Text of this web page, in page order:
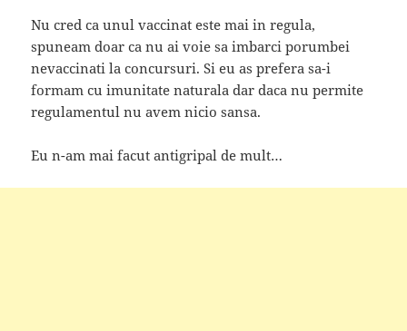
Nu cred ca unul vaccinat este mai in regula,
spuneam doar ca nu ai voie sa imbarci porumbei
nevaccinati la concursuri. Si eu as prefera sa-i
formam cu imunitate naturala dar daca nu permite
regulamentul nu avem nicio sansa.
Eu n-am mai facut antigripal de mult…